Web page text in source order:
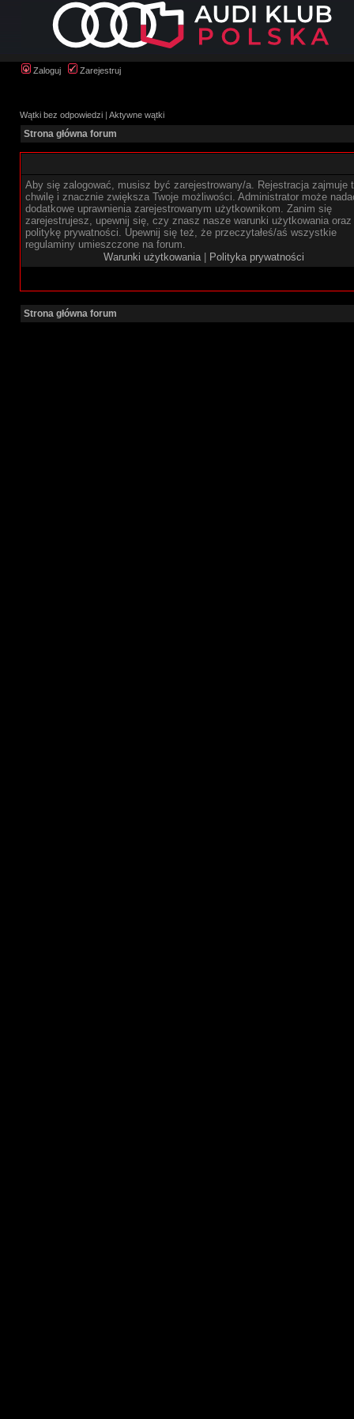
Zaloguj Zarejestruj
Wątki bez odpowiedzi | Aktywne wątki
Strona główna forum
Aby się zalogować, musisz być zarejestrowany/a. Rejestracja zajmuje
chwilę i znacznie zwiększa Twoje możliwości. Administrator może
dodatkowe uprawnienia zarejestrowanym użytkownikom. Zanim się
zarejestrujesz, upewnij się, czy znasz nasze warunki użytkowania oraz
politykę prywatności. Upewnij się też, że przeczytałeś/aś wszystkie
regulaminy umieszczone na forum.
Warunki użytkowania| Polityka prywatności
Strona główna forum